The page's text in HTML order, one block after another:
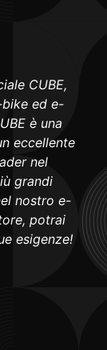
CUBE,
ed e-
è una
eccellente
nel
grandi
nostro e-
potrai
esigenze!